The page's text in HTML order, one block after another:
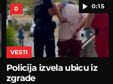
0:15
0
VESTI
Policija izvela ubicu iz
zgrade